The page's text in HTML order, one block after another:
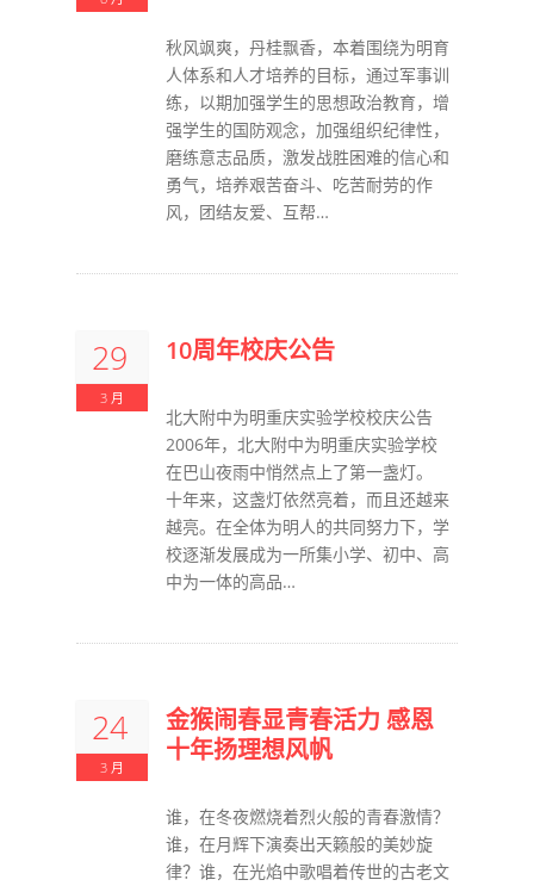
秋风飒爽，丹桂飘香，本着围绕为明育
人体系和人才培养的目标，通过军事训
练，以期加强学生的思想政治教育，增
强学生的国防观念，加强组织纪律性，
磨练意志品质，激发战胜困难的信心和
勇气，培养艰苦奋斗、吃苦耐劳的作
风，团结友爱、互帮…
29
3 月
10周年校庆公告
北大附中为明重庆实验学校校庆公告
2006年，北大附中为明重庆实验学校
在巴山夜雨中悄然点上了第一盏灯。
十年来，这盏灯依然亮着，而且还越来
越亮。在全体为明人的共同努力下，学
校逐渐发展成为一所集小学、初中、高
中为一体的高品…
24
3 月
金猴闹春显青春活力 感恩
十年扬理想风帆
谁，在冬夜燃烧着烈火般的青春激情？
谁，在月辉下演奏出天籁般的美妙旋
律？谁，在光焰中歌唱着传世的古老文